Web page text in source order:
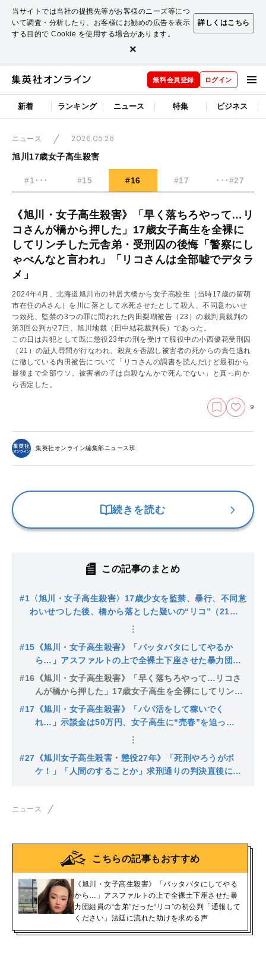
当サイトでは当社の提携先等がお客様のニーズ等につ
いて調査・分析したり、お客様にお勧めの広告を表示
する目的で Cookie を使用する場合があります。
詳しくはこちら
×
無料会員登録 ログイン
新着 ランキング ニュース 特集 ビジネス
ニュース
2026.05.28
旭川17歳女子高生殺害
#1･･･ #15 #16 #17 ･･･#27
《旭川・女子高生殺害》「早く落ちろやって…リ
コさんが橋から押した」17歳女子高生を全裸に
してリンチした元舎弟・受刑囚の後悔「警察にし
ゃべんなと言われ」「リコさんは全部嘘でデタラ
メ」
2024年4月、北海道旭川市の神居大橋から女子高校生（当時17歳の留萌
市在住のAさん）を川に落として水死させたとして殺人、不同意わいせ
つ致死、監禁の3つの罪に問われた内田梨瑚被告（23）の裁判員裁判の
第3回公判が27日、旭川地裁（田中結花裁判長）であった。
この日は共犯として既に懲役23年の刑を受けて服役中の小西優花受刑囚
（21）の証人尋問が行なわれ、殺意を否認し被害者の死からの責任逃れ
に徹している内田被告について「リコさんの調書を読んだけど最初から
最後まで全部ウソ。被害者の子は自殺なんかで死んでない」と真っ向か
ら否定した。
9
集英社オンライン編集部ニュース班
続きを読む
この記事のまとめ
#1 〈旭川・女子高生殺害〉17歳少女を監禁、暴行、不同意
わいせつした後、橋から落とした疑いの“リコ”（21）
は派手やんちゃ系「昔から陰湿なイジメ」「連日飲み歩
#15 《旭川・女子高生殺害》「バッタバタにしてやるか
ら…」アスファルトの上で全裸土下座させた暴力団組
員の“舎弟”だった“リコ”の初公判「通報してくださ
い」法廷に流れた助けを求める声
#16 《旭川・女子高生殺害》「早く落ちろやって…リコさ
んが橋から押した」17歳女子高生を全裸にしてリンチ
した元舎弟・受刑囚の後悔「警察にしゃべんなと言わ
れ」「リコさんは全部嘘でデタラメ」
#17 《旭川・女子高生殺害》「パパ活をして稼いでく
れ…」示談金は50万円、女子高生に“売春”を迫っ
た“サンロクのリコ”はなぜ少女に全裸謝罪をさせたの
#27 《旭川女子高生殺害・懲役27年》「死刑やろうがボ
ケ！」「人間のすることか」求刑通りの判決直後に男
ニュース
こちらの記事もおすすめ
《旭川・女子高生殺害》「バッタバタにしてやる
から…」アスファルトの上で全裸土下座させた暴
力団組員の“舎弟”だった“リコ”の初公判「通報して
ください」法廷に流れた助けを求める声